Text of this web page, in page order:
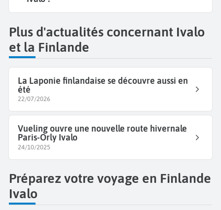
Plus d'actualités concernant Ivalo
et la Finlande
La Laponie finlandaise se découvre aussi en
été
22/07/2026
Vueling ouvre une nouvelle route hivernale
Paris-Orly Ivalo
24/10/2025
Préparez votre voyage en Finlande
Ivalo